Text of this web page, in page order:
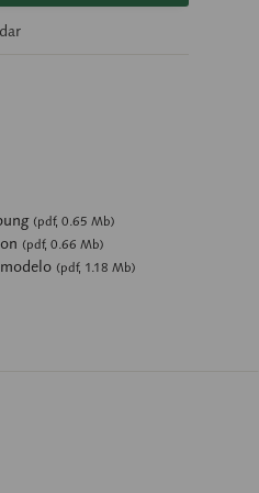
(pdf, 0.65 Mb)
(pdf, 0.66 Mb)
(pdf, 1.18 Mb)